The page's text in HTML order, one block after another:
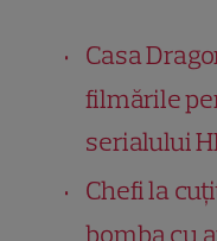
Casa
filmările
serialului
Chefi la
bomba cu